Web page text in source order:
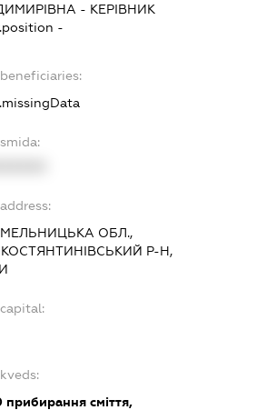
- КЕРІВНИК
-
ХМЕЛЬНИЦЬКА ОБЛ.,
Р-Н,
прибирання сміття,